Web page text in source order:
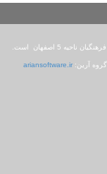
آرین:ariansoftware.ir